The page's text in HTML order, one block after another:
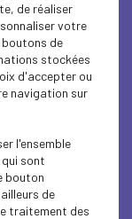
de réaliser
votre
boutons de
stockées
d'accepter ou
navigation sur
l'ensemble
sont
bouton
de
traitement des